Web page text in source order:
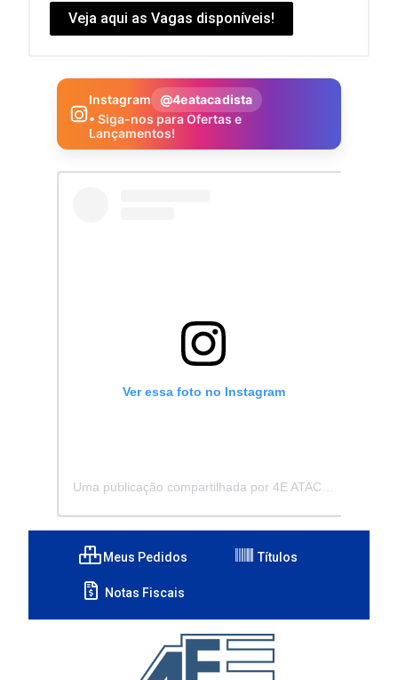
Veja aqui as Vagas disponíveis!
Instagram
@4eatacadista
• Siga-nos para Ofertas e
Lançamentos!
Ver essa foto no Instagram
Meus Pedidos Títulos
Notas Fiscais